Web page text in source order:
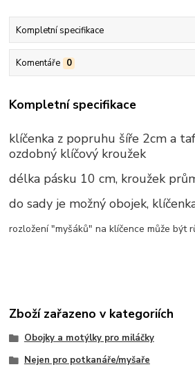
Kompletní specifikace
Komentáře 0
Kompletní specifikace
klíčenka z popruhu šíře 2cm a
ozdobný klíčový kroužek
délka pásku 10 cm, kroužek
do sady je možný obojek,
rozložení "myšáků" na klíčence může být
Zboží zařazeno v kategoriích
Obojky a motýlky pro miláčky
Nejen pro potkanáře/myšaře